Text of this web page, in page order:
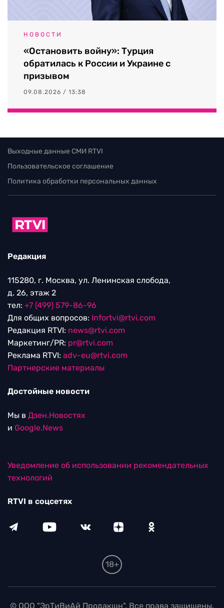
НОВОСТИ
«Остановить войну»: Турция
обратилась к России и Украине с
призывом
09.08.2026 / 13:38
Выходные данные СМИ RTVI
Пользовательское соглашение
Политика обработки персональных данных
Редакция
115280, г. Москва, ул. Ленинская слобода,
д. 26, этаж 2
тел: +7 (499) 579-86-96
Для общих вопросов: Infortvi@rtvi.com
Редакция RTVI: news@rtvi.com
Маркетинг/PR: pr@rtvi.com
Реклама RTVI: adv-eu@rtvi.com
Партнерские материалы
Достойные новости
Мы в Дзен.Новостях
и Google.News
Уведомление об использовании рекомендательных
технологий
RTVI в соцсетях
18+
© ООО "ЭрТиВиАй Продакшн". Все права защищены.